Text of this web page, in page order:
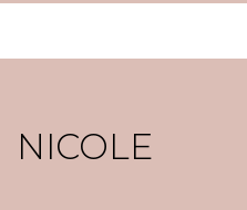
NICOLE